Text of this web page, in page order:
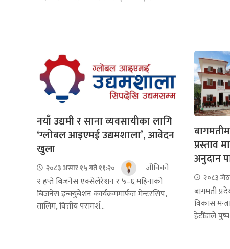
नयाँ उद्यमी र साना व्यवसायीका लागि
‘ग्लोबल आइएमई उद्यमशाला’, आवेदन
खुला
२०८३ असार १५ गते ११:२०
जीविको
२ हप्ते बिजनेस एक्सेलेरेशन र ५–६ महिनाको
बिजनेस इन्क्युबेशन कार्यक्रममार्फत मेन्टरसिप,
तालिम, वित्तीय परामर्श...
प्रस्ताव
अनुदान
२०८३
बागमती
विकास
हेटौँडाले